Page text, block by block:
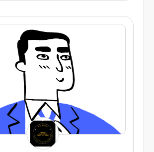
précisent sur les
détectés et surtout
les traiter aux mieux et à
coups et enfin des DPE
accès à MAPRIMRENOV’
vous accompagnons sur les
engagés ainsi que sur les
modifiant votre diagnostic.